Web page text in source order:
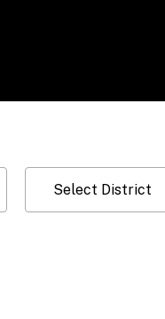
Select District